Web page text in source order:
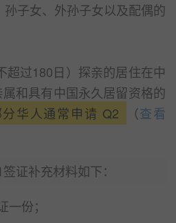
子女、外孙子女以及配偶的
超过180日）探亲的居住在中
和具有中国永久居留资格的
华人通常申请 Q2 （查看
证补充材料如下：
份；